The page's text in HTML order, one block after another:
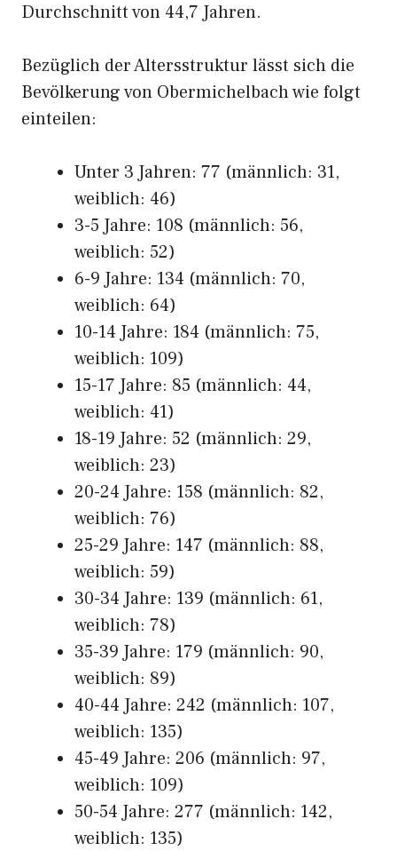
Durchschnitt von 44,7 Jahren.
Bezüglich der Altersstruktur lässt sich die
Bevölkerung von Obermichelbach wie folgt
einteilen:
Unter 3 Jahren: 77 (männlich: 31,
weiblich: 46)
3-5 Jahre: 108 (männlich: 56,
weiblich: 52)
6-9 Jahre: 134 (männlich: 70,
weiblich: 64)
10-14 Jahre: 184 (männlich: 75,
weiblich: 109)
15-17 Jahre: 85 (männlich: 44,
weiblich: 41)
18-19 Jahre: 52 (männlich: 29,
weiblich: 23)
20-24 Jahre: 158 (männlich: 82,
weiblich: 76)
25-29 Jahre: 147 (männlich: 88,
weiblich: 59)
30-34 Jahre: 139 (männlich: 61,
weiblich: 78)
35-39 Jahre: 179 (männlich: 90,
weiblich: 89)
40-44 Jahre: 242 (männlich: 107,
weiblich: 135)
45-49 Jahre: 206 (männlich: 97,
weiblich: 109)
50-54 Jahre: 277 (männlich: 142,
weiblich: 135)